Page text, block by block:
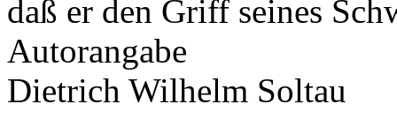
daß er den Griff seines
Autorangabe
Dietrich Wilhelm Soltau